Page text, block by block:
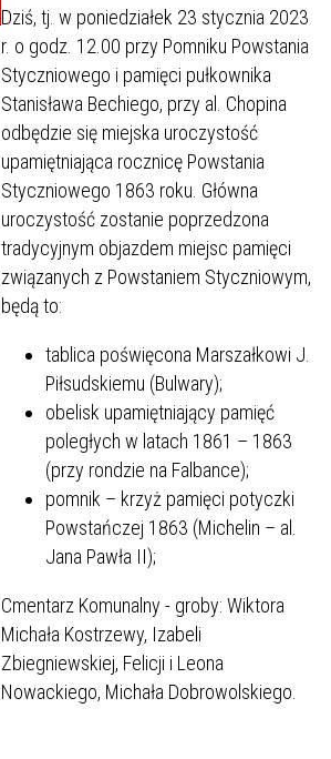
Dziś, tj. w poniedziałek 23 stycznia 2023
r. o godz. 12.00 przy Pomniku Powstania
Styczniowego i pamięci pułkownika
Stanisława Bechiego, przy al. Chopina
odbędzie się miejska uroczystość
upamiętniająca rocznicę Powstania
Styczniowego 1863 roku. Główna
uroczystość zostanie poprzedzona
tradycyjnym objazdem miejsc pamięci
związanych z Powstaniem Styczniowym,
będą to:
tablica poświęcona Marszałkowi J.
Piłsudskiemu (Bulwary);
obelisk upamiętniający pamięć
poległych w latach 1861 – 1863
(przy rondzie na Falbance);
pomnik – krzyż pamięci potyczki
Powstańczej 1863 (Michelin – al.
Jana Pawła II);
Cmentarz Komunalny - groby: Wiktora
Michała Kostrzewy, Izabeli
Zbiegniewskiej, Felicji i Leona
Nowackiego, Michała Dobrowolskiego.